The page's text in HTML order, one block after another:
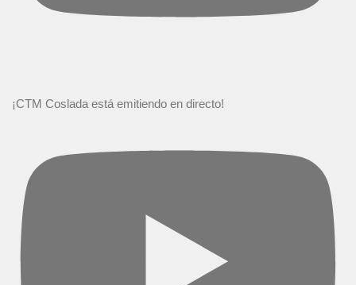
¡CTM Coslada está emitiendo en directo!